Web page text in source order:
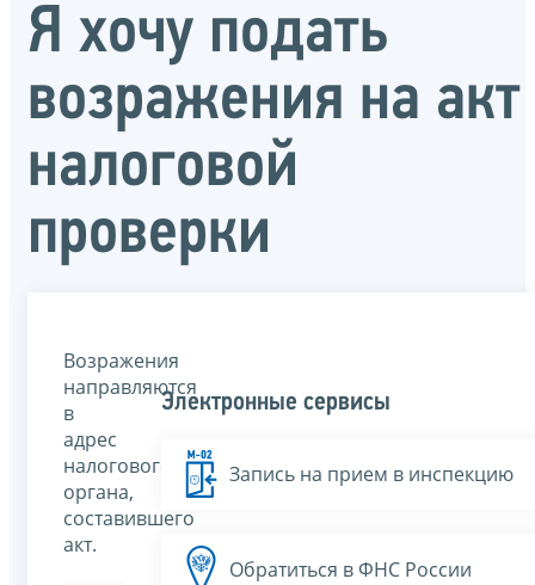
Я хочу подать
возражения на акт
налоговой
проверки
Возражения
направляются
в
адрес
налогового
органа,
составившего
акт.
Электронные сервисы
Запись на прием в инспекцию
Обратиться в ФНС России